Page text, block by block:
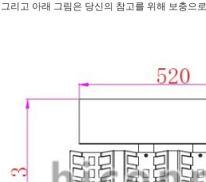
그리고 아래 그림은 당신의 참고를 위해 보충으